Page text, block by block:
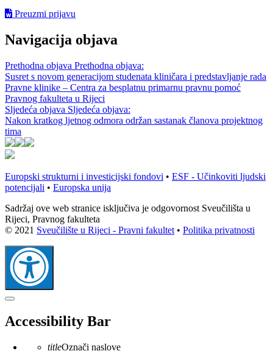
Preuzmi prijavu
Navigacija objava
Prethodna objava Prethodna objava:
Susret s novom generacijom studenata kliničara i predstavljanje rada
Pravne klinike – Centra za besplatnu primarnu pravnu pomoć
Pravnog fakulteta u Rijeci
Sljedeća objava Sljedeća objava:
Nakon kratkog ljetnog odmora održan sastanak članova projektnog
tima
Europski strukturni i investicijski fondovi • ESF - Učinkoviti ljudski
potencijali • Europska unija
Sadržaj ove web stranice isključiva je odgovornost Sveučilišta u
Rijeci, Pravnog fakulteta
© 2021 Sveučilište u Rijeci - Pravni fakultet • Politika privatnosti
Zatvaranje
trake
Accessibility Bar
titleOznači naslove